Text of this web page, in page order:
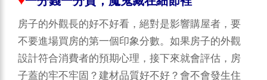
房子的外觀長的好不好看，絕對是影響購屋者，要
不要進場買房的第一個印象分數。如果房子的外觀
設計符合消費者的預期心理，接下來就會評估，房
子蓋的牢不牢固？建材品質好不好？會不會發生住